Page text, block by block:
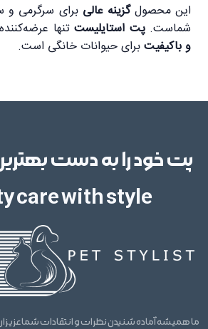
این محصولگزینه عالی برای سرگرمی و
شماست.پت استایلیست تنها
و باکیفیتبرای حیوانات خانگی است.
پت خود را به دست
care with style
ما همیشه آماده شنیدن نظرات و انتقادات شما